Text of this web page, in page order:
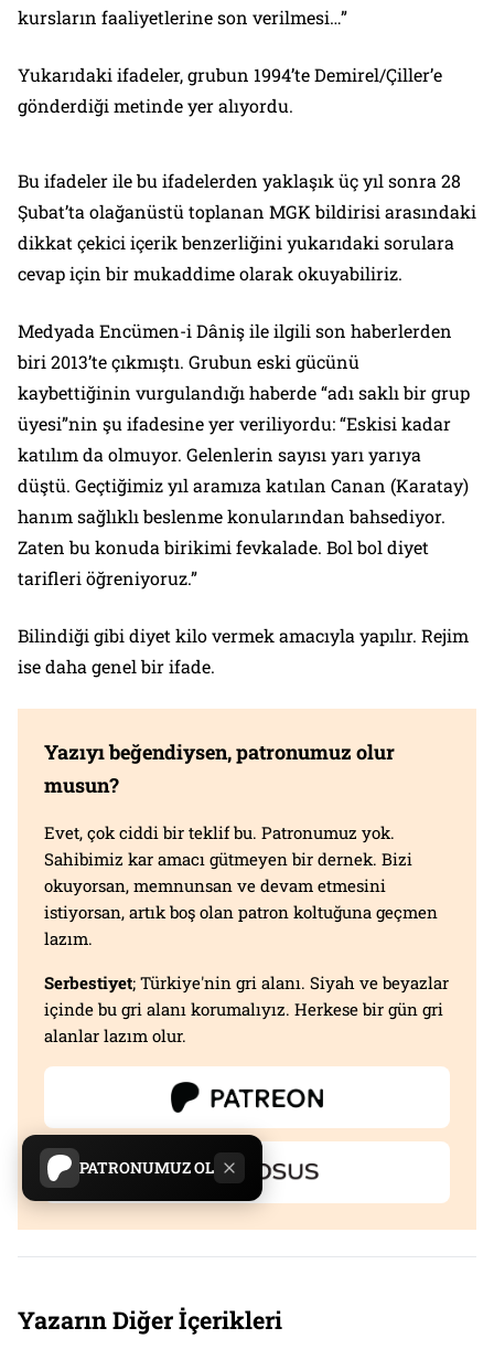
PATRONUMUZ OL
kursların faaliyetlerine son verilmesi…”
Yukarıdaki ifadeler, grubun 1994’te Demirel/Çiller’e
gönderdiği metinde yer alıyordu.
Bu ifadeler ile bu ifadelerden yaklaşık üç yıl sonra 28
Şubat’ta olağanüstü toplanan MGK bildirisi arasındaki
dikkat çekici içerik benzerliğini yukarıdaki sorulara
cevap için bir mukaddime olarak okuyabiliriz.
Medyada Encümen-i Dâniş ile ilgili son haberlerden
biri 2013’te çıkmıştı. Grubun eski gücünü
kaybettiğinin vurgulandığı haberde “adı saklı bir grup
üyesi”nin şu ifadesine yer veriliyordu: “Eskisi kadar
katılım da olmuyor. Gelenlerin sayısı yarı yarıya
düştü. Geçtiğimiz yıl aramıza katılan Canan (Karatay)
hanım sağlıklı beslenme konularından bahsediyor.
Zaten bu konuda birikimi fevkalade. Bol bol diyet
tarifleri öğreniyoruz.”
Bilindiği gibi diyet kilo vermek amacıyla yapılır. Rejim
ise daha genel bir ifade.
Yazıyı beğendiysen, patronumuz olur
musun?
Evet, çok ciddi bir teklif bu. Patronumuz yok.
Sahibimiz kar amacı gütmeyen bir dernek. Bizi
okuyorsan, memnunsan ve devam etmesini
istiyorsan, artık boş olan patron koltuğuna geçmen
lazım.
Serbestiyet; Türkiye'nin gri alanı. Siyah ve beyazlar
içinde bu gri alanı korumalıyız. Herkese bir gün gri
alanlar lazım olur.
Yazarın Diğer İçerikleri